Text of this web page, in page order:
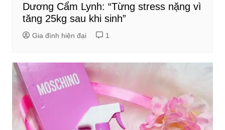
Dương Cẩm Lynh: “Từng stress nặng vì
tăng 25kg sau khi sinh”
Gia đình hiện đại 1